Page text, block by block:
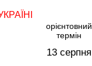
орієнтовний
термін
13 серпня